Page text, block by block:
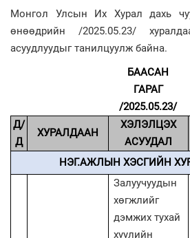
Монгол Улсын Их Хурал дахь
өнөөдрийн /2025.05.23/
асуудлуудыг танилцуулж байна.
БААСАН
ГАРАГ
/2025.05.23/
Д/
Д
ХУРАЛДААН
ХЭЛЭЛЦЭХ
АСУУДАЛ
НЭГ.АЖЛЫН ХЭСГИЙН
Залуучуудын
хөгжлийг
дэмжих тухай
хуулийн